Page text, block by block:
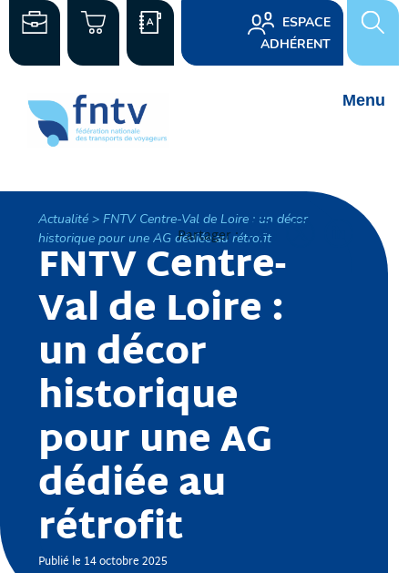
ESPACE
ADHÉRENT
Actualité > FNTV Centre-Val de Loire : un décor
historique pour une AG dédiée au rétrofit
FNTV Centre-
Val de Loire :
un décor
historique
pour une AG
dédiée au
rétrofit
Publié le 14 octobre 2025
Partager :